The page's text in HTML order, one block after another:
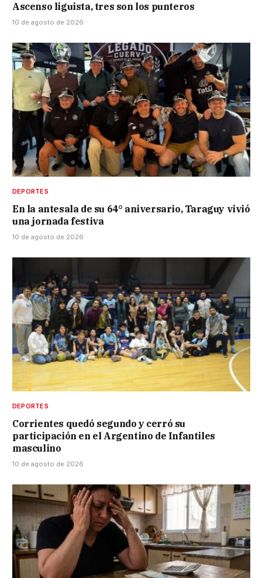
Ascenso liguista, tres son los punteros
10 de agosto de 2026
DEPORTES
En la antesala de su 64° aniversario, Taraguy vivió
una jornada festiva
10 de agosto de 2026
DEPORTES
Corrientes quedó segundo y cerró su
participación en el Argentino de Infantiles
masculino
10 de agosto de 2026